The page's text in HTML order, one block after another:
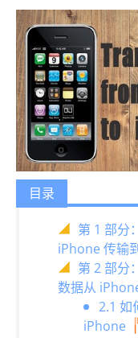
目录
第 1 部分
iPhone 传输
第 2 部分
数据从
2.1 如
iPhone